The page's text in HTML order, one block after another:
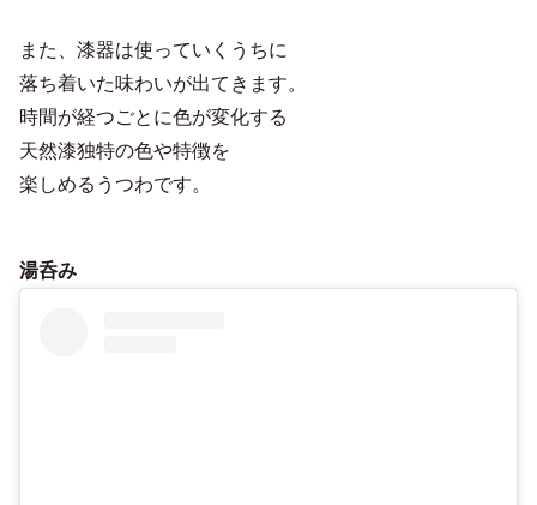
また、漆器は使っていくうちに
落ち着いた味わいが出てきます。
時間が経つごとに色が変化する
天然漆独特の色や特徴を
楽しめるうつわです。
湯呑み